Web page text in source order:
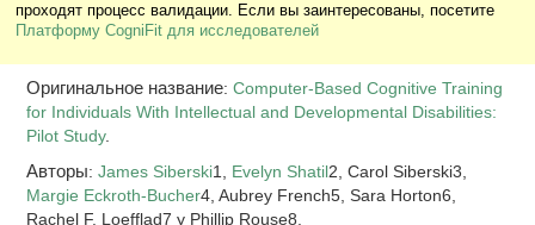
проходят процесс валидации. Если вы заинтересованы, посетите
Платформу CogniFit для исследователей
Оригинальное название:Computer-Based Cognitive Training
for Individuals With Intellectual and Developmental Disabilities:
Pilot Study.
Авторы:James Siberski1, Evelyn Shatil2, Carol Siberski3,
Margie Eckroth-Bucher4, Aubrey French5, Sara Horton6,
Rachel F. Loefflad7 y Phillip Rouse8.